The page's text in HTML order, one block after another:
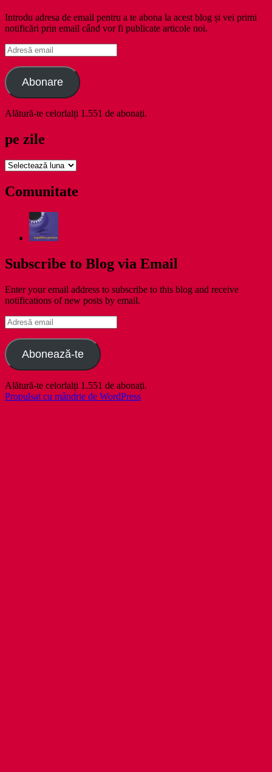
Introdu adresa de email pentru a te abona la acest blog și vei primi
notificări prin email când vor fi publicate articole noi.
Adresă
email
Abonare
Alătură-te celorlalți 1.551 de abonați.
pe zile
pe
Comunitate
Subscribe to Blog via Email
Enter your email address to subscribe to this blog and receive
notifications of new posts by email.
Adresă
email
Abonează-te
Alătură-te celorlalți 1.551 de abonați.
Propulsat cu mândrie de WordPress